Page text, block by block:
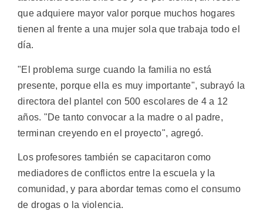
que adquiere mayor valor porque muchos hogares
tienen al frente a una mujer sola que trabaja todo el
día.
"El problema surge cuando la familia no está
presente, porque ella es muy importante", subrayó la
directora del plantel con 500 escolares de 4 a 12
años. "De tanto convocar a la madre o al padre,
terminan creyendo en el proyecto", agregó.
Los profesores también se capacitaron como
mediadores de conflictos entre la escuela y la
comunidad, y para abordar temas como el consumo
de drogas o la violencia.